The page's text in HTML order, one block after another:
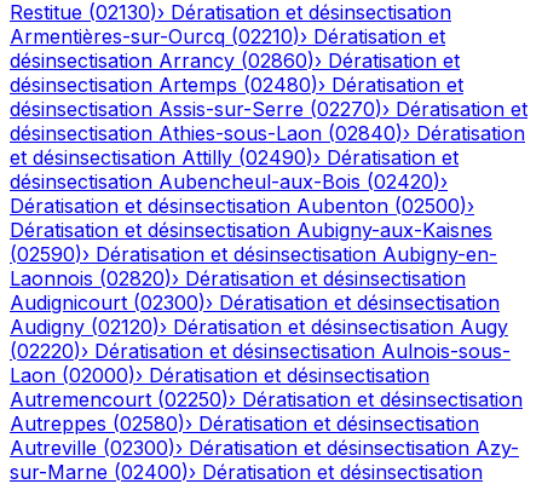
Restitue (02130)› Dératisation et désinsectisation
Armentières-sur-Ourcq (02210)› Dératisation et
désinsectisation Arrancy (02860)› Dératisation et
désinsectisation Artemps (02480)› Dératisation et
désinsectisation Assis-sur-Serre (02270)› Dératisation et
désinsectisation Athies-sous-Laon (02840)› Dératisation
et désinsectisation Attilly (02490)› Dératisation et
désinsectisation Aubencheul-aux-Bois (02420)›
Dératisation et désinsectisation Aubenton (02500)›
Dératisation et désinsectisation Aubigny-aux-Kaisnes
(02590)› Dératisation et désinsectisation Aubigny-en-
Laonnois (02820)› Dératisation et désinsectisation
Audignicourt (02300)› Dératisation et désinsectisation
Audigny (02120)› Dératisation et désinsectisation Augy
(02220)› Dératisation et désinsectisation Aulnois-sous-
Laon (02000)› Dératisation et désinsectisation
Autremencourt (02250)› Dératisation et désinsectisation
Autreppes (02580)› Dératisation et désinsectisation
Autreville (02300)› Dératisation et désinsectisation Azy-
sur-Marne (02400)› Dératisation et désinsectisation